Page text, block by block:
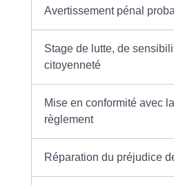
Avertissement pénal
Stage de lutte, de
citoyenneté
Mise en conformité avec
règlement
Réparation du préjudice